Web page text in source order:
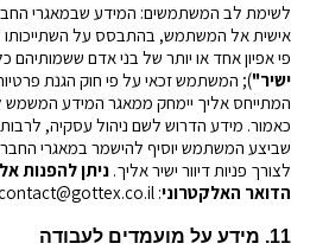
לשימת לב המשתמשים: המידע שבמאגרי
אישית אל המשתמש, בהתבסס על השתייכותו
פי אפיון אחד או יותר של בני אדם ששמותיהם
ישיר"); המשתמש זכאי על פי חוק הגנת
המתייחס אליך יימחק ממאגר המידע המשמש
כאמור. מידע הדרוש לשם ניהול עסקיה,
שביצע המשתמש יוסיף להישמר במאגרי
לצורך פניות דיוור ישיר אליך. ניתן להפנות
הדואר האלקטרוני:
11. מידע על מועמדים לעבודה